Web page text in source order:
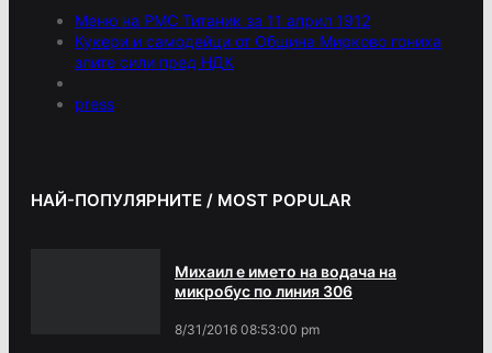
Меню на РМС Титаник за 11 април 1912
Кукери и самодейци от Община Мирково гониха
злите сили пред НДК
press
НАЙ-ПОПУЛЯРНИТЕ / MOST POPULAR
Михаил е името на водача на
микробус по линия 306
8/31/2016 08:53:00 pm